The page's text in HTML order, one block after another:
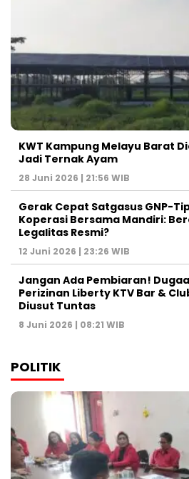
KWT Kampung Melayu Barat
Jadi Ternak Ayam
28 Juni 2026 | 21:56 WIB
Gerak Cepat Satgasus GNP-
Koperasi Bersama Mandiri:
Legalitas Resmi?
12 Juni 2026 | 23:26 WIB
Jangan Ada Pembiaran!
Perizinan Liberty KTV Bar &
Diusut Tuntas
8 Juni 2026 | 08:21 WIB
POLITIK